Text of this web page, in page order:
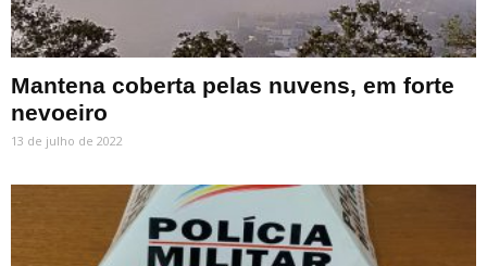
Mantena coberta pelas nuvens, em forte
nevoeiro
13 de julho de 2022